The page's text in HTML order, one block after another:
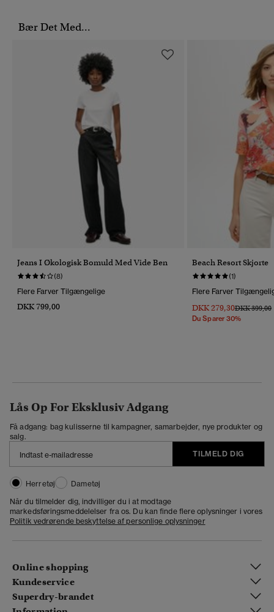
Bær Det Med...
Jeans I Økologisk Bomuld Med Vide Ben
(8)
Flere Farver Tilgængelige
DKK 799,00
Beach Resort Skjorte
(1)
Flere Farver
DKK 279,30Pris Nedsat
DKK 399,00
Du Sparer 30%
Lås Op For Eksklusiv Adgang
Få adgang: bag kulisserne til kampagner, samarbejder, nye produkter og
salg.
TILMELD DIG
Herretøj
Dametøj
Når du tilmelder dig, indvilliger du i at modtage
markedsføringsmeddelelser fra os. Du kan finde flere oplysninger i vores
Politik vedrørende beskyttelse af personlige oplysninger
Online shopping
Kundeservice
Superdry-brandet